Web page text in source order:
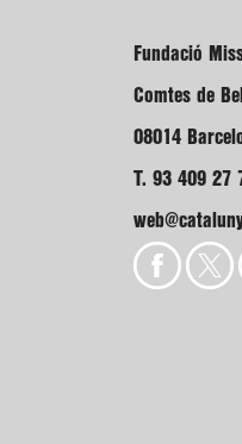
Fundació
Comtes de
08014
T. 93 409 27